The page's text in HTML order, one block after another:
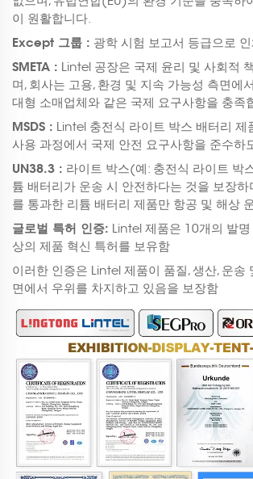
이 원활합니다.
Except 그룹 : 광학 시험 보고서 등급으로
SMETA : Lintel 공장은 국제 윤리 및 사회적
며, 회사는 고용, 환경 및 지속 가능성 측면에
대형 소매업체와 같은 국제 요구사항을 충족
MSDS : Lintel 충전식 라이트 박스 배터리 제
사용 과정에서 국제 안전 요구사항을 준수하
UN38.3 : 라이트 박스(예: 충전식 라이트 박
튬 배터리가 운송 시 안전하다는 것을 보장하
를 통과한 리튬 배터리 제품만 항공 및 해상
글로벌 특허 인증: Lintel 제품은 10개의 발
상의 제품 혁신 특허를 보유함
이러한 인증은 Lintel 제품이 품질, 생산, 운송
면에서 우위를 차지하고 있음을 보장함